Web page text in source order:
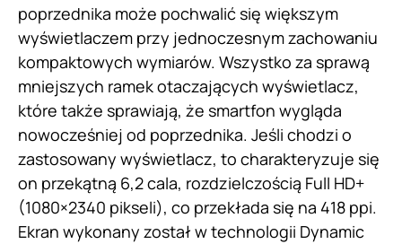
poprzednika może pochwalić się większym
wyświetlaczem przy jednoczesnym zachowaniu
kompaktowych wymiarów. Wszystko za sprawą
mniejszych ramek otaczających wyświetlacz,
które także sprawiają, że smartfon wygląda
nowocześniej od poprzednika. Jeśli chodzi o
zastosowany wyświetlacz, to charakteryzuje się
on przekątną 6,2 cala, rozdzielczością Full HD+
(1080×2340 pikseli), co przekłada się na 418 ppi.
Ekran wykonany został w technologii Dynamic